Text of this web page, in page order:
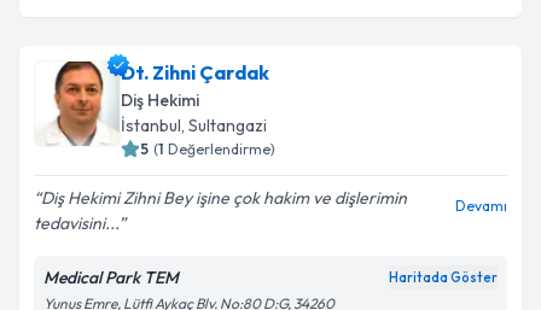
Dt. Zihni Çardak
Diş Hekimi
İstanbul, Sultangazi
5 (1 Değerlendirme)
Diş Hekimi Zihni Bey işine çok hakim ve dişlerimin
tedavisini...
Devamı
Medical Park TEM Haritada Göster
Yunus Emre, Lütfi Aykaç Blv. No:80 D:G, 34260